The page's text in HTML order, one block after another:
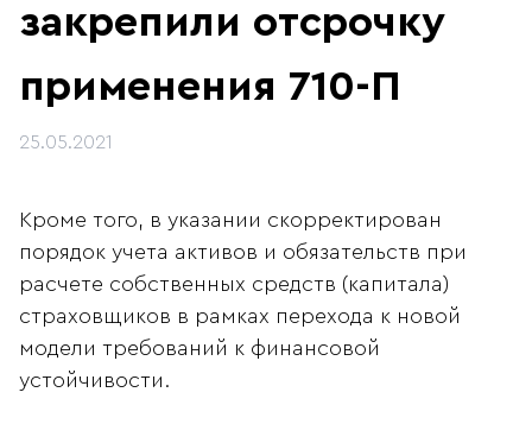
закрепили отсрочку
применения 710-П
25.05.2021
Кроме того, в указании скорректирован
порядок учета активов и обязательств при
расчете собственных средств (капитала)
страховщиков в рамках перехода к новой
модели требований к финансовой
устойчивости.